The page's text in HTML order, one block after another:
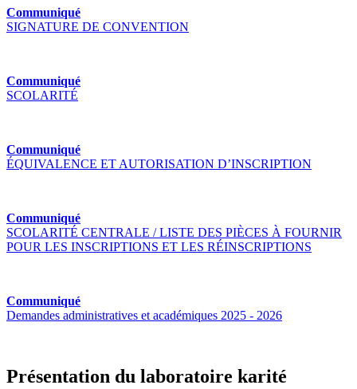
Communiqué
SIGNATURE DE CONVENTION
Communiqué
SCOLARITÉ
Communiqué
ÉQUIVALENCE ET AUTORISATION D’INSCRIPTION
Communiqué
SCOLARITÉ CENTRALE / LISTE DES PIÈCES À FOURNIR
POUR LES INSCRIPTIONS ET LES RÉINSCRIPTIONS
Communiqué
Demandes administratives et académiques 2025 - 2026
Présentation du laboratoire karité